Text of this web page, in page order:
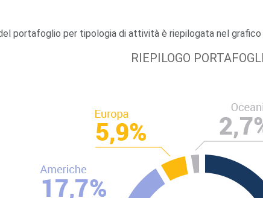
portafoglio per tipologia di attività è riepilogata nel grafico
RIEPILOGO